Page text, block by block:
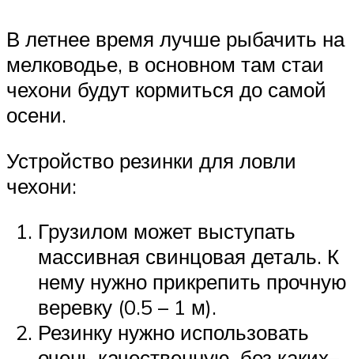
В летнее время лучше рыбачить на
мелководье, в основном там стаи
чехони будут кормиться до самой
осени.
Устройство резинки для ловли
чехони:
Грузилом может выступать
массивная свинцовая деталь. К
нему нужно прикрепить прочную
веревку (0.5 – 1 м).
Резинку нужно использовать